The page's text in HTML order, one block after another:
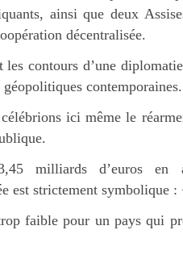
ainsi que deux
décentralisée.
les contours d’une
contemporaines.
ici même le
milliards d’euros en
est strictement symbolique :
faible pour un pays qui